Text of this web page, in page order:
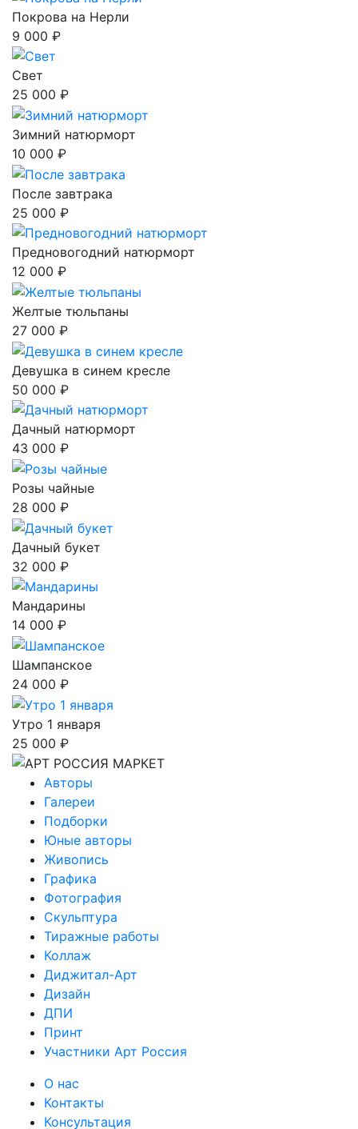
Покрова на Нерли
9 000 ₽
Свет
25 000 ₽
Зимний натюрморт
10 000 ₽
После завтрака
25 000 ₽
Предновогодний натюрморт
12 000 ₽
Желтые тюльпаны
27 000 ₽
Девушка в синем кресле
50 000 ₽
Дачный натюрморт
43 000 ₽
Розы чайные
28 000 ₽
Дачный букет
32 000 ₽
Мандарины
14 000 ₽
Шампанское
24 000 ₽
Утро 1 января
25 000 ₽
Авторы
Галереи
Подборки
Юные авторы
Живопись
Графика
Фотография
Скульптура
Тиражные работы
Коллаж
Диджитал-Арт
Дизайн
ДПИ
Принт
Участники Арт Россия
О нас
Контакты
Консультация